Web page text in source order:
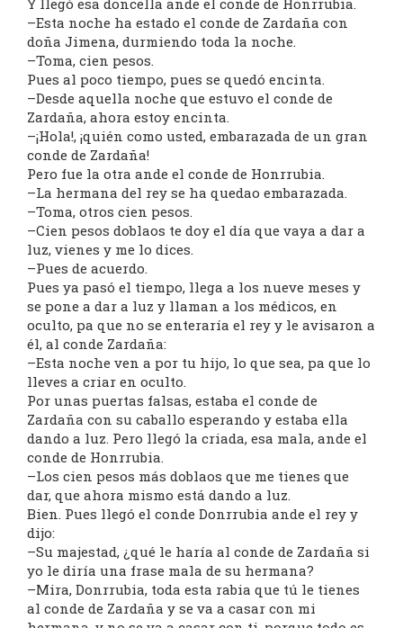
Y llegó esa doncella ande el conde de Honrrubia.
–Esta noche ha estado el conde de Zardaña con
doña Jimena, durmiendo toda la noche.
–Toma, cien pesos.
Pues al poco tiempo, pues se quedó encinta.
–Desde aquella noche que estuvo el conde de
Zardaña, ahora estoy encinta.
–¡Hola!, ¡quién como usted, embarazada de un gran
conde de Zardaña!
Pero fue la otra ande el conde de Honrrubia.
–La hermana del rey se ha quedao embarazada.
–Toma, otros cien pesos.
–Cien pesos doblaos te doy el día que vaya a dar a
luz, vienes y me lo dices.
–Pues de acuerdo.
Pues ya pasó el tiempo, llega a los nueve meses y
se pone a dar a luz y llaman a los médicos, en
oculto, pa que no se enteraría el rey y le avisaron a
él, al conde Zardaña:
–Esta noche ven a por tu hijo, lo que sea, pa que lo
lleves a criar en oculto.
Por unas puertas falsas, estaba el conde de
Zardaña con su caballo esperando y estaba ella
dando a luz. Pero llegó la criada, esa mala, ande el
conde de Honrrubia.
–Los cien pesos más doblaos que me tienes que
dar, que ahora mismo está dando a luz.
Bien. Pues llegó el conde Donrrubia ande el rey y
dijo:
–Su majestad, ¿qué le haría al conde de Zardaña si
yo le diría una frase mala de su hermana?
–Mira, Donrrubia, toda esta rabia que tú le tienes
al conde de Zardaña y se va a casar con mi